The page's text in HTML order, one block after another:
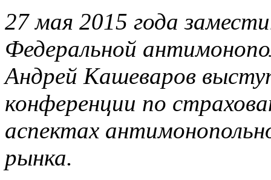
27 мая 2015 года
Федеральной
Андрей Кашеваров
конференции по
аспектах
рынка.